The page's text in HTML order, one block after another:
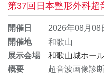
第37回日本整形外科超
開催日
2026年08月08
開催地
和歌山
展示会場
和歌山城ホー
概要
超音波画像診